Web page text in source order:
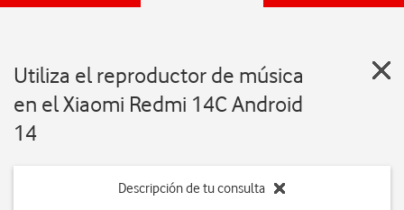
Utiliza el reproductor de música
en el Xiaomi Redmi 14C Android
14
Descripción de tu consulta